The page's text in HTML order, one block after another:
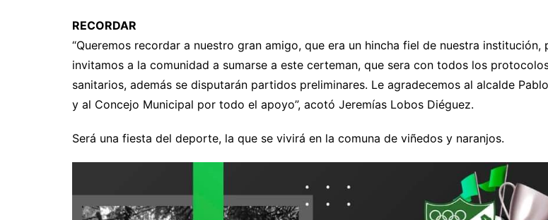
RECORDAR
“Queremos recordar a nuestro gran amigo, que era un hincha fiel de nuestra institución,
invitamos a la comunidad a sumarse a este certeman, que sera con todos los
sanitarios, además se disputarán partidos preliminares. Le agradecemos al alcalde
y al Concejo Municipal por todo el apoyo”, acotó Jeremías Lobos Diéguez.
Será una fiesta del deporte, la que se vivirá en la comuna de viñedos y naranjos.